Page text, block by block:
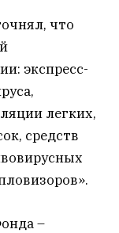
что
экспресс-
легких,
средств
–